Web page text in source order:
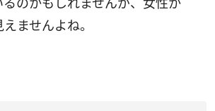
ませんよね。